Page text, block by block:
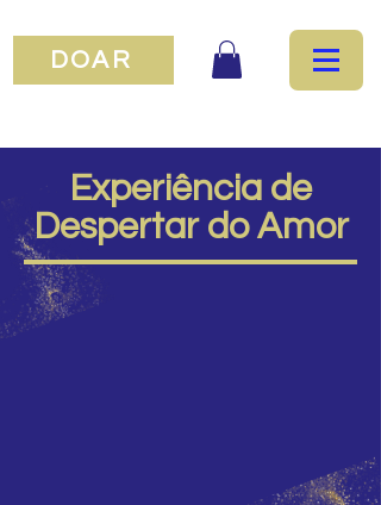
DOAR
Experiência de
Despertar do Amor